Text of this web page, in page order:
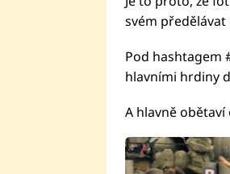
svém
Pod hashtagem
hlavními hrdiny
A hlavně